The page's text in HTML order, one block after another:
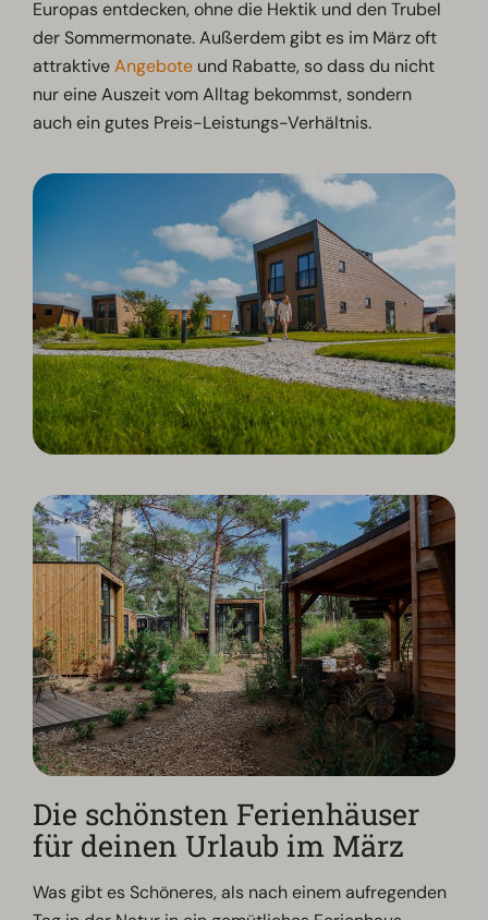
Europas entdecken, ohne die Hektik und den Trubel
der Sommermonate. Außerdem gibt es im März oft
attraktiveAngebote und Rabatte, so dass du nicht
nur eine Auszeit vom Alltag bekommst, sondern
auch ein gutes Preis-Leistungs-Verhältnis.
Die schönsten Ferienhäuser
für deinen Urlaub im März
Was gibt es Schöneres, als nach einem aufregenden